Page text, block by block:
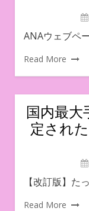
ANAウェブペ
Read More
国内最大
定され
【改訂版】た
Read More